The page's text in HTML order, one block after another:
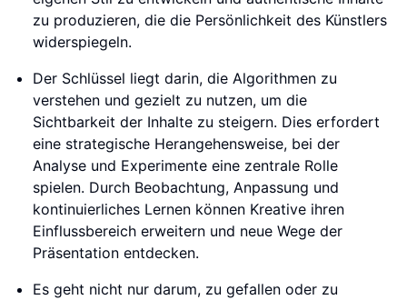
zu produzieren, die die Persönlichkeit des Künstlers
widerspiegeln.
Der Schlüssel liegt darin, die Algorithmen zu
verstehen und gezielt zu nutzen, um die
Sichtbarkeit der Inhalte zu steigern. Dies erfordert
eine strategische Herangehensweise, bei der
Analyse und Experimente eine zentrale Rolle
spielen. Durch Beobachtung, Anpassung und
kontinuierliches Lernen können Kreative ihren
Einflussbereich erweitern und neue Wege der
Präsentation entdecken.
Es geht nicht nur darum, zu gefallen oder zu